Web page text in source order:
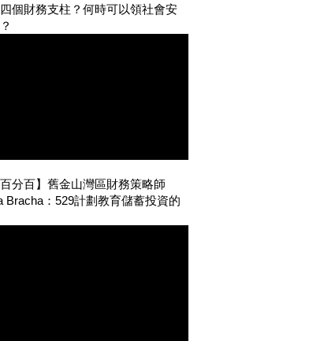
個財務支柱？何時可以領社會安
百分百】舊金山灣區財務策略師
Bracha：529計劃教育儲蓄投資的